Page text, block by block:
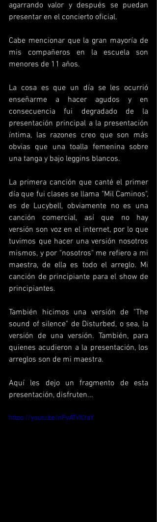
agarrando valor y después se puedan
presentar en el concierto oficial.
Cabe mencionar que la gran mayoría de
mis compañeros en la escuela son
menores de 11 años.
La cosa es que un día se les ocurrió
enseñarme a hacer agudos y en
consecuencia fui degradado de la
presentación principal a la presentación
íntima, las razones creo que son más
obvias que una toalla femenina sobre
una tanga y bajo leggins blancos.
La primera canción que canté el primer
día que fui clases se llama "Mil Caminos",
es de Lucybell, obviamente no es una
canción comercial, así que no hay
versión son voz en el internet, por lo que
tuvimos que hacer una versión nosotros
mismos, y por "nosotros" me refiero a mi
maestra, de ella es todo el arreglo. Mi
canción de principiante para el show de
principiantes.
También hicimos una versión de "The
sound of silence" de Disturbed, o sea, la
versión de una versión. También, para
quienes acudieron a la presentación, los
arreglos son de mi maestra.
Aquí les dejo un fragmento de esta
presentación, disfruten...
https://youtu.be/nPyATVILYaY